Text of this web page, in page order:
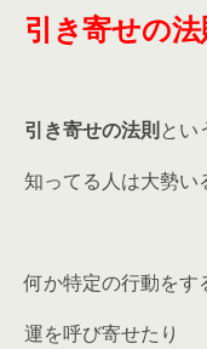
引き寄せの
引き寄せの法則とい
知ってる人は大勢い
何か特定の行動をす
運を呼び寄せたり